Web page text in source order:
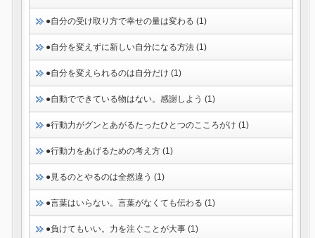
●自分の受け取り方で幸せの量は変わる (1)
●自分を変えずに新しい自分になる方法 (1)
●自分を変えられるのは自分だけ (1)
●自動でできている物はない。感謝しよう (1)
●行動力がグンとあがるたったひとつのこころがけ (1)
●行動力をあげるための考え方 (1)
●見るのとやるのは全然違う (1)
●言葉はいらない。言葉がなくても伝わる (1)
●負けてもいい。力を注ぐことが大事 (1)